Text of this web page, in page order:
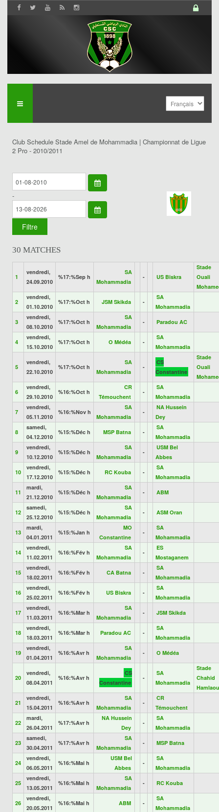
Club Schedule Stade Amel de Mohammadia | Championnat de Ligue
2 Pro - 2010/2011
-
30 MATCHES
1
vendredi,
24.09.2010
%17:%Sep h
SA
Mohammadia
- US Biskra
Stade
Ouali
2
vendredi,
01.10.2010
%17:%Oct h JSM Skikda -
SA
Mohammadia
3
vendredi,
08.10.2010
%17:%Oct h
SA
Mohammadia
- Paradou AC
4
vendredi,
15.10.2010
%17:%Oct h O Médéa -
SA
Mohammadia
5
vendredi,
22.10.2010
%17:%Oct h
SA
Mohammadia
-
CS
Constantine
Stade
Ouali
6
vendredi,
29.10.2010
%16:%Oct h
CR
Témouchent
-
SA
Mohammadia
7
vendredi,
05.11.2010
%16:%Nov h
SA
Mohammadia
-
NA Hussein
Dey
8
samedi,
04.12.2010
%15:%Déc h MSP Batna -
SA
Mohammadia
9
vendredi,
10.12.2010
%15:%Déc h
SA
Mohammadia
-
USM Bel
Abbes
10
vendredi,
17.12.2010
%15:%Déc h RC Kouba -
SA
Mohammadia
11
mardi,
21.12.2010
%15:%Déc h
SA
Mohammadia
- ABM
12
samedi,
25.12.2010
%15:%Déc h
SA
Mohammadia
- ASM Oran
13
mardi,
04.01.2011
%15:%Jan h
MO
Constantine
-
SA
Mohammadia
14
vendredi,
11.02.2011
%16:%Fév h
SA
Mohammadia
-
ES
Mostaganem
15
vendredi,
18.02.2011
%16:%Fév h CA Batna -
SA
Mohammadia
16
vendredi,
25.02.2011
%16:%Fév h US Biskra -
SA
Mohammadia
17
vendredi,
11.03.2011
%16:%Mar h
SA
Mohammadia
- JSM Skikda
18
vendredi,
18.03.2011
%16:%Mar h Paradou AC -
SA
Mohammadia
19
vendredi,
01.04.2011
%16:%Avr h
SA
Mohammadia
- O Médéa
20
vendredi,
08.04.2011
%16:%Avr h
CS
Constantine
-
SA
Mohammadia
Stade
Chahid
21
vendredi,
15.04.2011
%16:%Avr h
SA
Mohammadia
-
CR
Témouchent
22
mardi,
26.04.2011
%17:%Avr h
NA Hussein
Dey
-
SA
Mohammadia
23
samedi,
30.04.2011
%17:%Avr h
SA
Mohammadia
- MSP Batna
24
vendredi,
06.05.2011
%16:%Mai h
USM Bel
Abbes
-
SA
Mohammadia
25
vendredi,
13.05.2011
%16:%Mai h
SA
Mohammadia
- RC Kouba
26
vendredi,
20.05.2011
%16:%Mai h ABM -
SA
Mohammadia